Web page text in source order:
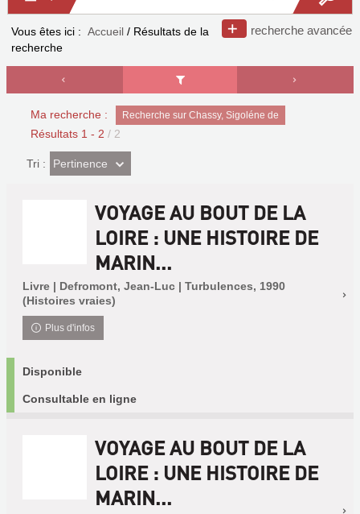
recherche avancée
Vous êtes ici : Accueil / Résultats de la
recherche
Ma recherche : Recherche sur Chassy, Sigoléne de
Résultats 1 - 2 / 2
Tri : (Effet
imédiat)
Pertinence
VOYAGE AU BOUT DE LA
LOIRE : UNE HISTOIRE DE
MARIN...
Livre | Defromont, Jean-Luc | Turbulences, 1990
(Histoires vraies)
Plus d'infos
Disponible
Consultable en ligne
VOYAGE AU BOUT DE LA
LOIRE : UNE HISTOIRE DE
MARIN...